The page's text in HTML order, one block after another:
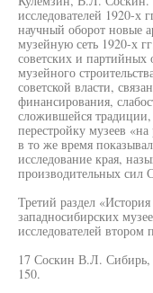
исследователей 1920-
научный оборот новые
музейную сеть 1920-х
советских и партийных
музейного
советской власти,
финансирования,
сложившейся
перестройку музеев «на
в то же время
исследование края,
производительных сил
Третий раздел
западносибирских
исследователей втором
17 Соскин В.Л. Сибирь,
150.